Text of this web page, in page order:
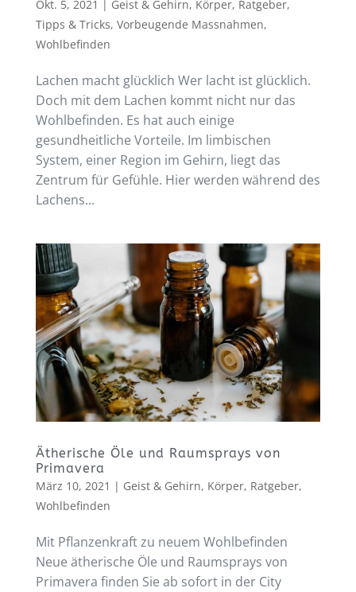
Okt. 5, 2021 Geist & Gehirn, Körper, Ratgeber,
Tipps & Tricks, Vorbeugende Massnahmen,
Wohlbefinden
Lachen macht glücklich Wer lacht ist glücklich.
Doch mit dem Lachen kommt nicht nur das
Wohlbefinden. Es hat auch einige
gesundheitliche Vorteile. Im limbischen
System, einer Region im Gehirn, liegt das
Zentrum für Gefühle. Hier werden während des
Lachens...
Ätherische Öle und Raumsprays von
Primavera
März 10, 2021 | Geist & Gehirn, Körper, Ratgeber,
Wohlbefinden
Mit Pflanzenkraft zu neuem Wohlbefinden
Neue ätherische Öle und Raumsprays von
Primavera finden Sie ab sofort in der City